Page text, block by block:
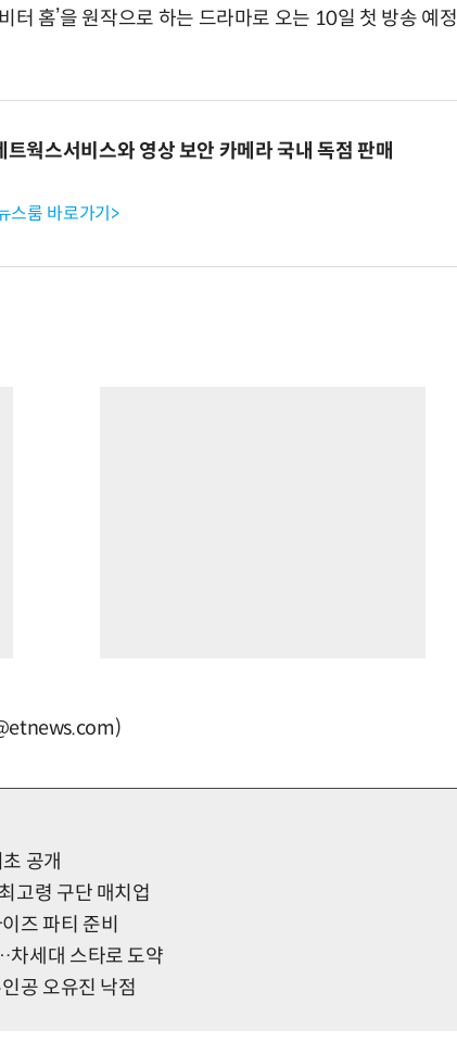
터 홈’을 원작으로 하는 드라마로 오는 10일 첫 방송 예정
트웍스서비스와 영상 보안 카메라 국내 독점 판매
스룸 바로가기>
공개
고령 구단 매치업
즈 파티 준비
세대 스타로 도약
공 오유진 낙점